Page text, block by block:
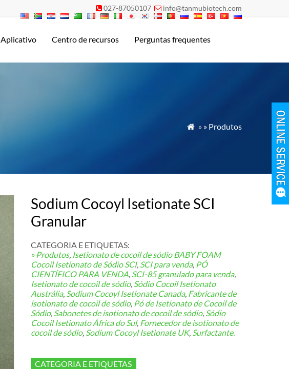
 027-87050107  info@tanmubiotech.com
Aplicativo Centro de recursos Perguntas frequentes
 » » Produtos
Sodium Cocoyl Isetionate SCI
Granular
CATEGORIA E ETIQUETAS:
» Produtos, Isetionato de cocoil de sódio BABY FOAM
Cocoil Isetionato de Sódio SCI, SCI para venda, PÓ
CIENTÍFICO PARA VENDA, SCI-85 granulado para venda,
Isetionato de cocoil de sódio, Sódio Cocoil Isetionato
Austrália, Sodium Cocoyl Isetionate Canada, Fabricante de
isotionato de cocoil de sódio, Pó de Isetionato de Cocoil de
Sódio, Sabonetes de isotionato de cocoil de sódio, Sódio
Cocoil Isetionato África do Sul, Fornecedor de isotionato de
cocoil de sódio, Sodium Cocoyl Isetionate UK, Surfactante.
CATEGORIA E ETIQUETAS